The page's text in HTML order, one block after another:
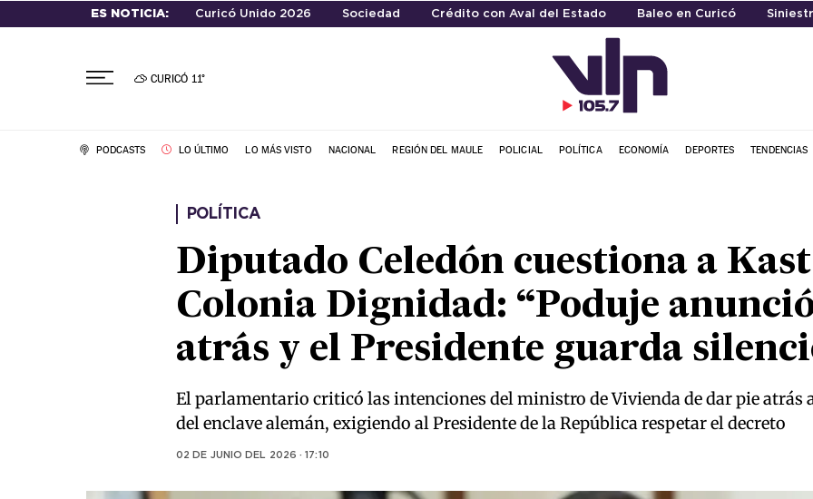
ES NOTICIA: Curicó Unido 2026 Sociedad Crédito con Aval del Estado Baleo en Curicó
CURICÓ 11°
PODCASTS LO ÚLTIMO LO MÁS VISTO NACIONAL REGIÓN DEL MAULE POLICIAL POLÍTICA ECONOMÍA DEPORTES TENDENCIAS
POLÍTICA
Diputado Celedón cuestiona a
Colonia Dignidad: “Poduje
atrás y el Presidente guarda
El parlamentario criticó las intenciones del ministro de Vivienda de dar pie atrás
del enclave alemán, exigiendo al Presidente de la República respetar el decreto
02 DE JUNIO DEL 2026 · 17:10